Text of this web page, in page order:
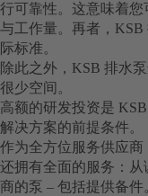
行可靠性。这意味着
与工作量。再者，
际标准。
除此之外，KSB 排水
很少空间。
高额的研发投资是
解决方案的前提条件。
作为全方位服务供应商
还拥有全面的服务：
商的泵 – 包括提供备